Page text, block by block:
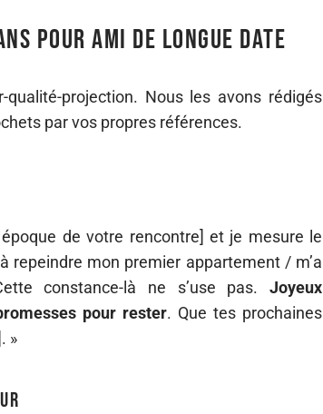
pour ami de longue date
projection. Nous les avons rédigés
par vos propres références.
de votre rencontre] et je mesure le
repeindre mon premier appartement / m’a
constance-là ne s’use pas. Joyeux
pour rester. Que tes prochaines
»